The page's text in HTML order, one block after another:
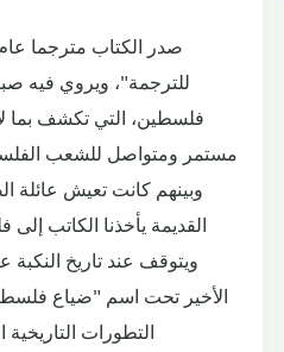
فلسطين، التي تكشف بما
مستمر ومتواصل للشعب
وبينهم كانت تعيش عائلة
القديمة يأخذنا الكاتب
الأخير تحت اسم "ضياع
التطورات